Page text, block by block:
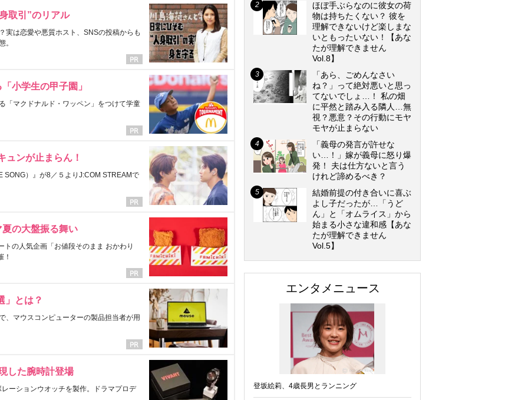
取引”のリアル
実は恋愛や悪質ホスト、SNSの投稿からも
。
小学生の甲子園」
「マクドナルド・ワッペン」をつけて学童
ュンが止まらん！
SONG）』が8／５よりJ:COM STREAMで
の大盤振る舞い
の人気企画「お値段そのまま おかわり
！
」とは？
、マウスコンピューターの製品担当者が用
した腕時計登場
ーションウオッチを製作。ドラマプロデ
ほぼ手ぶらなのに彼女の荷
物は持ちたくない？ 彼を
理解できないけど楽しまな
いともったいない！【あな
たが理解できません
Vol.8】
「あら、ごめんなさい
ね？」って絶対悪いと思っ
てないでしょ…！ 私の畑
に平然と踏み入る隣人…無
視？悪意？その行動にモヤ
モヤが止まらない
「義母の発言が許せな
い…！」嫁が義母に怒り爆
発！ 夫は仕方ないと言う
けれど諦めるべき？
結婚前提の付き合いに喜ぶ
よし子だったが…「うど
ん」と「オムライス」から
始まる小さな違和感【あな
たが理解できません
Vol.5】
エンタメニュース
登坂絵莉、4歳長男とランニング